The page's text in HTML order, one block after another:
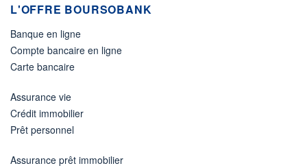
L'OFFRE BOURSOBANK
Banque en ligne
Compte bancaire en ligne
Carte bancaire
Assurance vie
Crédit immobilier
Prêt personnel
Assurance prêt immobilier